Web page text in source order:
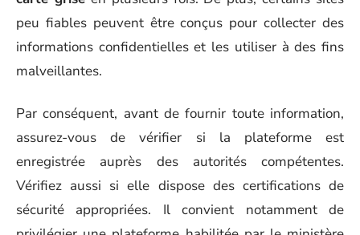
peu fiables peuvent être conçus pour collecter des
informations confidentielles et les utiliser à des fins
malveillantes.
Par conséquent, avant de fournir toute information,
assurez-vous de vérifier si la plateforme est
enregistrée auprès des autorités compétentes.
Vérifiez aussi si elle dispose des certifications de
sécurité appropriées. Il convient notamment de